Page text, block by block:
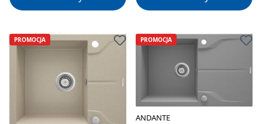
PROMOCJA PROMOCJA
ANDANTE